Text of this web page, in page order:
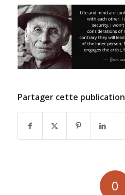
Partager cette publication
0